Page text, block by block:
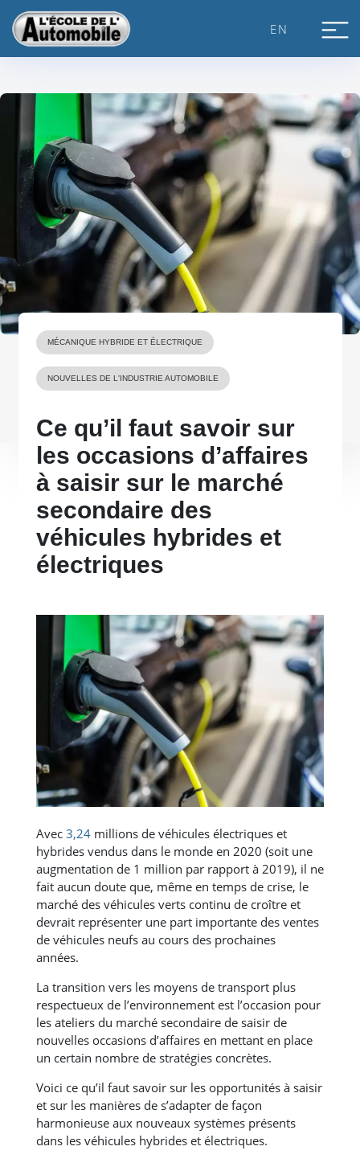
content
EN
MÉCANIQUE HYBRIDE ET ÉLECTRIQUE
NOUVELLES DE L'INDUSTRIE AUTOMOBILE
Ce qu’il faut savoir sur
les occasions d’affaires
à saisir sur le marché
secondaire des
véhicules hybrides et
électriques
Avec 3,24 millions de véhicules électriques et
hybrides vendus dans le monde en 2020 (soit une
augmentation de 1 million par rapport à 2019), il ne
fait aucun doute que, même en temps de crise, le
marché des véhicules verts continu de croître et
devrait représenter une part importante des ventes
de véhicules neufs au cours des prochaines
années.
La transition vers les moyens de transport plus
respectueux de l’environnement est l’occasion pour
les ateliers du marché secondaire de saisir de
nouvelles occasions d’affaires en mettant en place
un certain nombre de stratégies concrètes.
Voici ce qu’il faut savoir sur les opportunités à saisir
et sur les manières de s’adapter de façon
harmonieuse aux nouveaux systèmes présents
dans les véhicules hybrides et électriques.